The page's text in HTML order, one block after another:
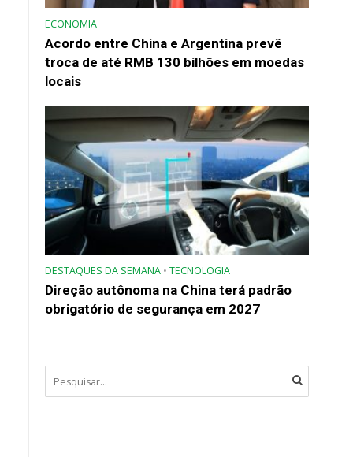
ECONOMIA
Acordo entre China e Argentina prevê
troca de até RMB 130 bilhões em moedas
locais
DESTAQUES DA SEMANA • TECNOLOGIA
Direção autônoma na China terá padrão
obrigatório de segurança em 2027